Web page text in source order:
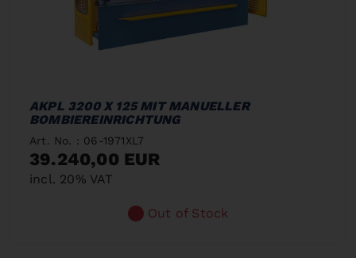
AKPL 3200 X 125 MIT MANUELLER
BOMBIEREINRICHTUNG
Art. No. : 06-1971XL7
39.240,00 EUR
incl. 20% VAT
Out of Stock